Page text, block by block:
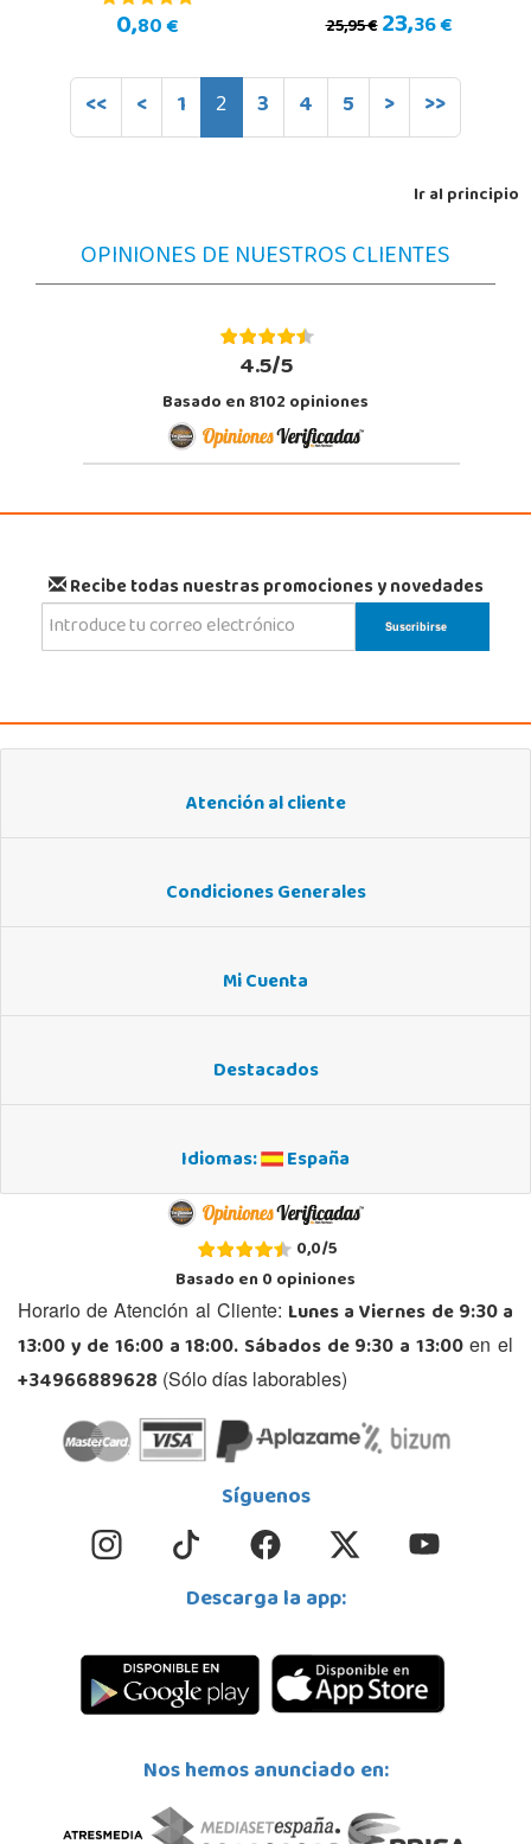
0,80 € 25,95 €23,36 €
<< < 1 2 3 4 5 > >>
Ir al principio
OPINIONES DE NUESTROS CLIENTES
4.5/5
Basado en 8102 opiniones
Recibe todas nuestras promociones y novedades
Atención al cliente
Condiciones Generales
Mi Cuenta
Destacados
Idiomas: España
0,0/5
Basado en0opiniones
Horario de Atención al Cliente: Lunes a Viernes de 9:30 a
13:00 y de 16:00 a 18:00. Sábados de 9:30 a 13:00en el
+34966889628 (Sólo días laborables)
Síguenos
Descarga la app:
Nos hemos anunciado en: